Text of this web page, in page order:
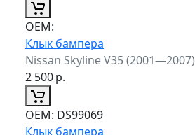
ОЕМ:
Клык бампера
Nissan Skyline V35 (2001—2007)
2 500р.
ОЕМ: DS99069
Клык бампера